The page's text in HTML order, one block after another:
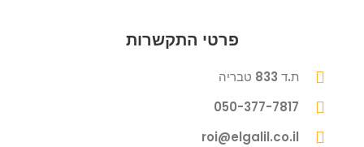
פרטי התקשרות
ת.ד 833 טבריה
050-377-7817
roi@elgalil.co.il